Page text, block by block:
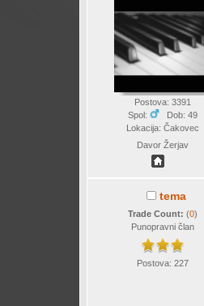
Postova: 3391
Spol:
Dob: 49
Lokacija: Čakovec
Davor Žerjav
tema
Trade Count: (0)
Punopravni član
Postova: 227